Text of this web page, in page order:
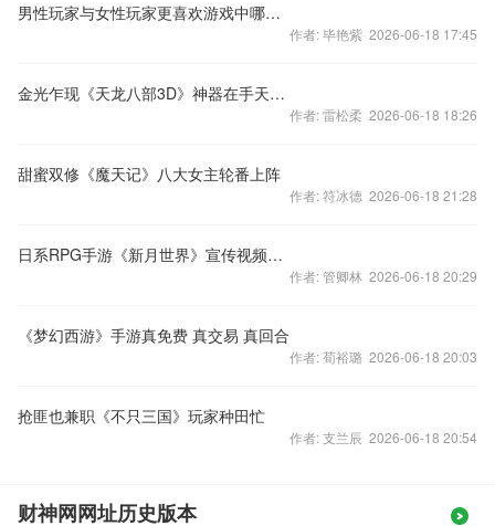
男性玩家与女性玩家更喜欢游戏中哪些元素
作者: 毕艳紫 2026-06-18 17:45
金光乍现《天龙八部3D》神器在手天下我有
作者: 雷松柔 2026-06-18 18:26
甜蜜双修《魔天记》八大女主轮番上阵
作者: 符冰德 2026-06-18 21:28
日系RPG手游《新月世界》宣传视频曝光
作者: 管卿林 2026-06-18 20:29
《梦幻西游》手游真免费 真交易 真回合
作者: 荀裕璐 2026-06-18 20:03
抢匪也兼职《不只三国》玩家种田忙
作者: 支兰辰 2026-06-18 20:54
财神网网址历史版本